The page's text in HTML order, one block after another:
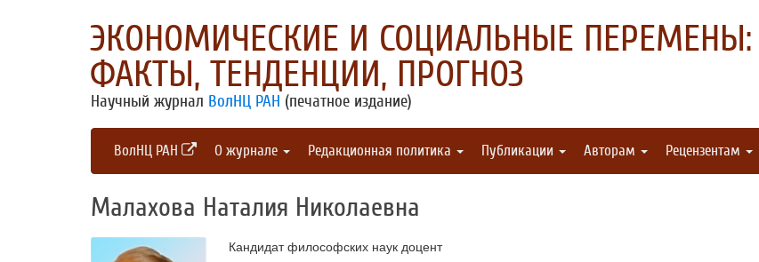
ЭКОНОМИЧЕСКИЕ И СОЦИАЛЬНЫЕ ПЕРЕМЕНЫ:
ФАКТЫ, ТЕНДЕНЦИИ, ПРОГНОЗ
Научный журнал ВолНЦ РАН (печатное издание)
ВолНЦ РАН О журнале Редакционная политика Публикации Авторам Рецензентам
Малахова Наталия Николаевна
Кандидат философских наук доцент